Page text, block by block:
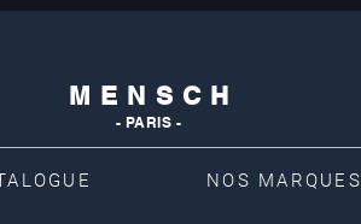
M E N S C H
- PARIS -
NOS MARQUES